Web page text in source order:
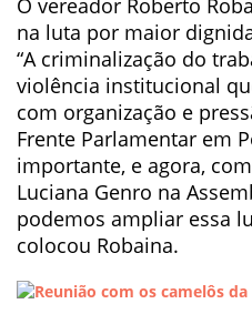
O vereador Roberto
na luta por maior
“A criminalização do
violência institucional
com organização e
Frente Parlamentar em
importante, e agora,
Luciana Genro na
podemos ampliar essa
colocou Robaina.